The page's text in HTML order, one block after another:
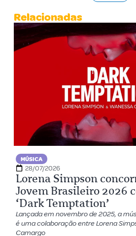
Relacionadas
MÚSICA
28/07/2026
Lorena Simpson
Jovem Brasileiro 2026
‘Dark Temptation’
Lançada em novembro de 2025, a
é uma colaboração entre Lorena
Camargo